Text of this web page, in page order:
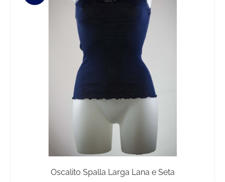
Oscalito Spalla Larga Lana e Seta